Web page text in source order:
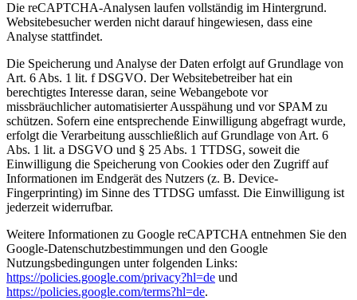
Die reCAPTCHA-Analysen laufen vollständig im Hintergrund.
Websitebesucher werden nicht darauf hingewiesen, dass eine
Analyse stattfindet.
Die Speicherung und Analyse der Daten erfolgt auf Grundlage von
Art. 6 Abs. 1 lit. f DSGVO. Der Websitebetreiber hat ein
berechtigtes Interesse daran, seine Webangebote vor
missbräuchlicher automatisierter Ausspähung und vor SPAM zu
schützen. Sofern eine entsprechende Einwilligung abgefragt wurde,
erfolgt die Verarbeitung ausschließlich auf Grundlage von Art. 6
Abs. 1 lit. a DSGVO und § 25 Abs. 1 TTDSG, soweit die
Einwilligung die Speicherung von Cookies oder den Zugriff auf
Informationen im Endgerät des Nutzers (z. B. Device-
Fingerprinting) im Sinne des TTDSG umfasst. Die Einwilligung ist
jederzeit widerrufbar.
Weitere Informationen zu Google reCAPTCHA entnehmen Sie den
Google-Datenschutzbestimmungen und den Google
Nutzungsbedingungen unter folgenden Links:
https://policies.google.com/privacy?hl=de und
https://policies.google.com/terms?hl=de.